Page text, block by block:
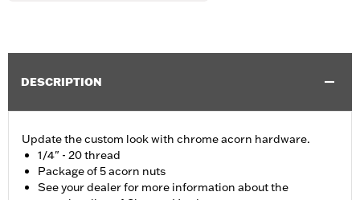
DESCRIPTION
Update the custom look with chrome acorn hardware.
1/4" - 20 thread
Package of 5 acorn nuts
See your dealer for more information about the